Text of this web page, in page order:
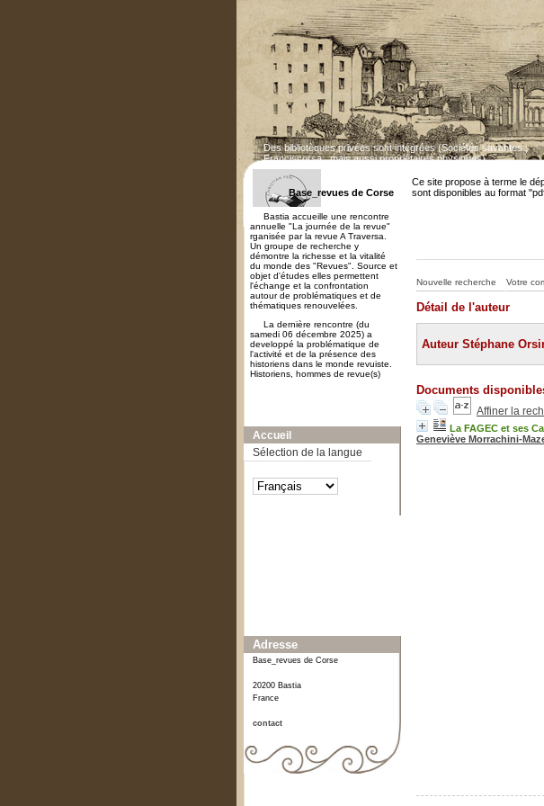
Dépouillement des
Ce site propose à terme le
sont disponibles au format
Des bibliotèques privées sont intégrées (Sociétés savantes ;
Franciscorsa...mais aussi propriétaires physiques)
Nouvelle recherche Votre
Détail de l'auteur
Auteur Stéphane
Documents
Affiner la
La FAGEC et ses
Geneviève Morrachini-
Base_revues de Corse
Bastia accueille une rencontre
annuelle "La journée de la revue"
rganisée par la revue A Traversa.
Un groupe de recherche y
démontre la richesse et la vitalité
du monde des "Revues". Source et
objet d'études elles permettent
l'échange et la confrontation
autour de problématiques et de
thématiques renouvelées.
La dernière rencontre (du
samedi 06 décembre 2025) a
developpé la problématique de
l'activité et de la présence des
historiens dans le monde revuiste.
Historiens, hommes de revue(s)
Accueil
Sélection de la langue
Adresse
Base_revues de Corse
20200 Bastia
France
contact